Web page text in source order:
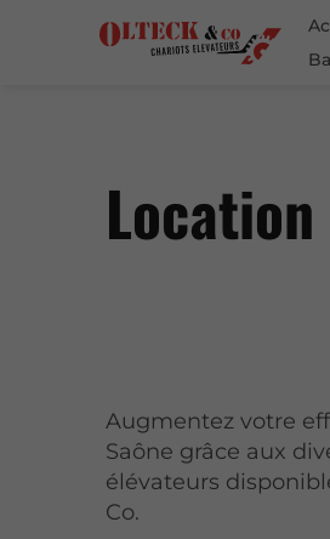
Augmentez votre
Saône grâce aux
élévateurs
Co.